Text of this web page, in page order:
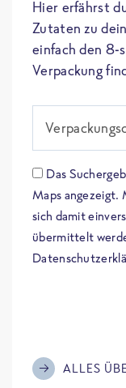
Hier erfährst
Zutaten zu
einfach den 8-
Verpackung
Das
Maps angezeigt.
sich damit
übermittelt
ALLES